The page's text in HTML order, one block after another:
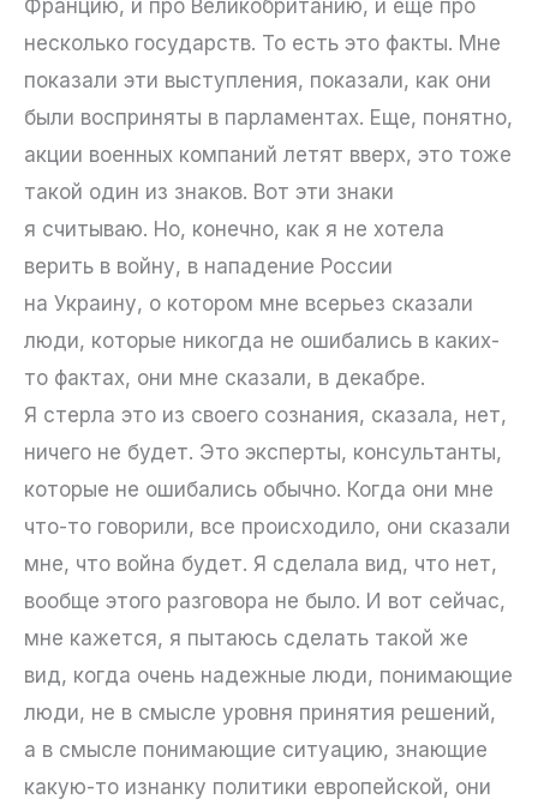
Францию, и про Великобританию, и еще про
несколько государств. То есть это факты. Мне
показали эти выступления, показали, как они
были восприняты в парламентах. Еще, понятно,
акции военных компаний летят вверх, это тоже
такой один из знаков. Вот эти знаки
я считываю. Но, конечно, как я не хотела
верить в войну, в нападение России
на Украину, о котором мне всерьез сказали
люди, которые никогда не ошибались в каких-
то фактах, они мне сказали, в декабре.
Я стерла это из своего сознания, сказала, нет,
ничего не будет. Это эксперты, консультанты,
которые не ошибались обычно. Когда они мне
что-то говорили, все происходило, они сказали
мне, что война будет. Я сделала вид, что нет,
вообще этого разговора не было. И вот сейчас,
мне кажется, я пытаюсь сделать такой же
вид, когда очень надежные люди, понимающие
люди, не в смысле уровня принятия решений,
а в смысле понимающие ситуацию, знающие
какую-то изнанку политики европейской, они